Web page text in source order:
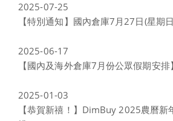
2025-07-25
【特別通知】國內倉庫7月27日(星期
2025-06-17
【國內及海外倉庫7月份公眾假期安排】
2025-01-03
【恭賀新禧！】DimBuy 2025農曆新